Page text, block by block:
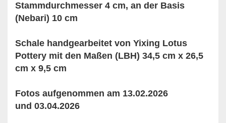
Stammdurchmesser 4 cm, an der Basis
(Nebari) 10 cm
Schale handgearbeitet von Yixing Lotus
Pottery mit den Maßen (LBH) 34,5 cm x 26,5
cm x 9,5 cm
Fotos aufgenommen am 13.02.2026
und 03.04.2026